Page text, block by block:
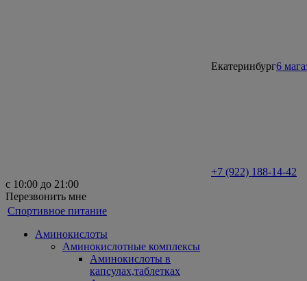
Екатеринбург6
+7 (922) 188-14-42
с 10:00 до 21:00
Перезвонить мне
Спортивное питание
Аминокислоты
Аминокислотные комплексы
Аминокислоты в
капсулах,таблетках